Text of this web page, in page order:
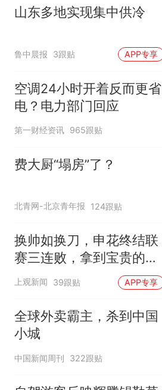
山东多地实现集中供冷
鲁中晨报 3跟贴 APP专享
空调24小时开着反而更省
电？电力部门回应
第一财经资讯 965跟贴
费大厨“塌房”了？
北青网-北京青年报 124跟贴
换帅如换刀，申花终结联
赛三连败，拿到宝贵的续
命3分
上观新闻 39跟贴 APP专享
全球外卖霸主，杀到中国
小城
中国新闻周刊 322跟贴